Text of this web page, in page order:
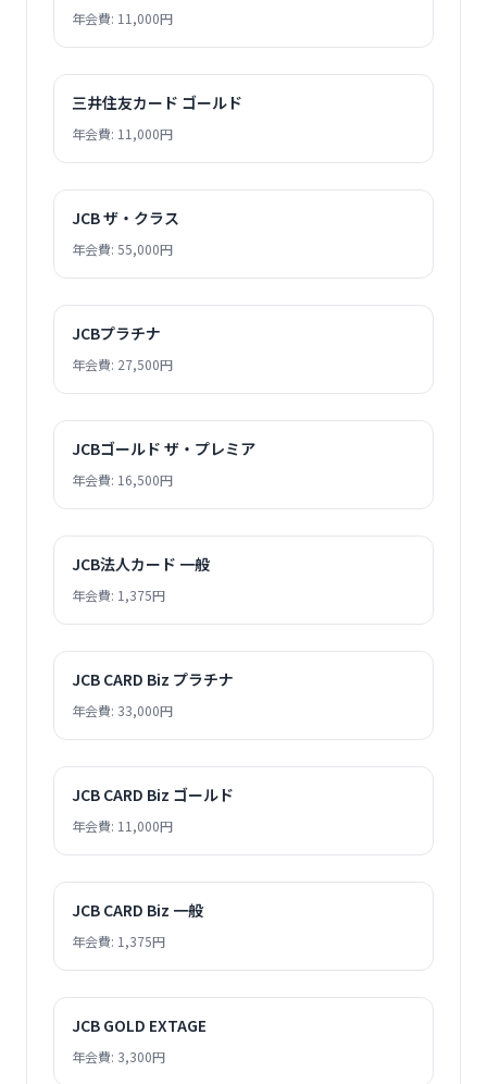
年会費: 11,000円
三井住友カード ゴールド
年会費: 11,000円
JCB ザ・クラス
年会費: 55,000円
JCBプラチナ
年会費: 27,500円
JCBゴールド ザ・プレミア
年会費: 16,500円
JCB法人カード 一般
年会費: 1,375円
JCB CARD Biz プラチナ
年会費: 33,000円
JCB CARD Biz ゴールド
年会費: 11,000円
JCB CARD Biz 一般
年会費: 1,375円
JCB GOLD EXTAGE
年会費: 3,300円